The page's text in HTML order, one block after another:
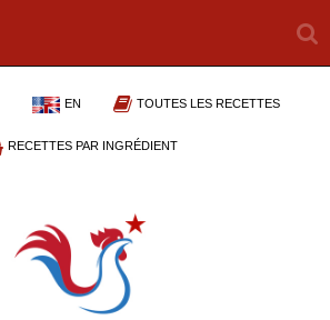
EN TOUTES LES RECETTES
RECETTES PAR INGRÉDIENT